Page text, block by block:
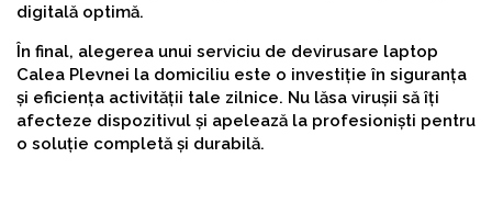
digitală optimă.
În final, alegerea unui serviciu de devirusare laptop
Calea Plevnei la domiciliu este o investiție în siguranța
și eficiența activității tale zilnice. Nu lăsa virușii să îți
afecteze dispozitivul și apelează la profesioniști pentru
o soluție completă și durabilă.